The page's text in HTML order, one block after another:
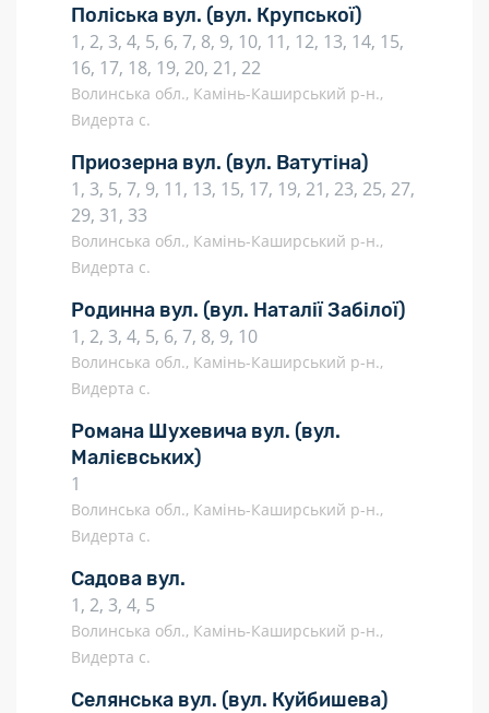
Поліська вул. (вул. Крупської)
1, 2, 3, 4, 5, 6, 7, 8, 9, 10, 11, 12, 13, 14, 15,
16, 17, 18, 19, 20, 21, 22
Волинська обл., Камінь-Каширський р-н.,
Видерта с.
Приозерна вул. (вул. Ватутіна)
1, 3, 5, 7, 9, 11, 13, 15, 17, 19, 21, 23, 25, 27,
29, 31, 33
Волинська обл., Камінь-Каширський р-н.,
Видерта с.
Родинна вул. (вул. Наталії Забілої)
1, 2, 3, 4, 5, 6, 7, 8, 9, 10
Волинська обл., Камінь-Каширський р-н.,
Видерта с.
Романа Шухевича вул. (вул.
Малієвських)
1
Волинська обл., Камінь-Каширський р-н.,
Видерта с.
Садова вул.
1, 2, 3, 4, 5
Волинська обл., Камінь-Каширський р-н.,
Видерта с.
Селянська вул. (вул. Куйбишева)